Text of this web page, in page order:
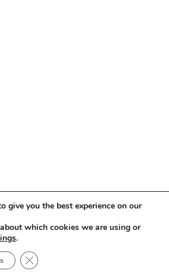
give you the best experience on our
which cookies we are using or
.
Close GDPR Cookie Banner